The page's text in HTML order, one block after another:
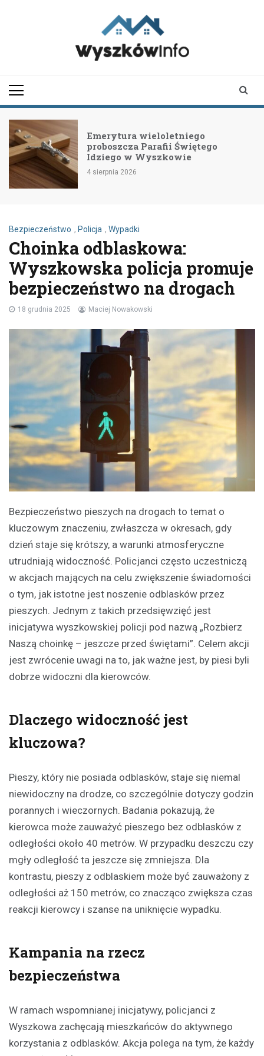
Emerytura wieloletniego
proboszcza Parafii Świętego
Idziego w Wyszkowie
4 sierpnia 2026
Bezpieczeństwo , Policja , Wypadki
Choinka odblaskowa:
Wyszkowska policja promuje
bezpieczeństwo na drogach
18 grudnia 2025 Maciej Nowakowski
Bezpieczeństwo pieszych na drogach to temat o
kluczowym znaczeniu, zwłaszcza w okresach, gdy
dzień staje się krótszy, a warunki atmosferyczne
utrudniają widoczność. Policjanci często uczestniczą
w akcjach mających na celu zwiększenie świadomości
o tym, jak istotne jest noszenie odblasków przez
pieszych. Jednym z takich przedsięwzięć jest
inicjatywa wyszkowskiej policji pod nazwą „Rozbierz
Naszą choinkę – jeszcze przed świętami”. Celem akcji
jest zwrócenie uwagi na to, jak ważne jest, by piesi byli
dobrze widoczni dla kierowców.
Dlaczego widoczność jest
kluczowa?
Pieszy, który nie posiada odblasków, staje się niemal
niewidoczny na drodze, co szczególnie dotyczy godzin
porannych i wieczornych. Badania pokazują, że
kierowca może zauważyć pieszego bez odblasków z
odległości około 40 metrów. W przypadku deszczu czy
mgły odległość ta jeszcze się zmniejsza. Dla
kontrastu, pieszy z odblaskiem może być zauważony z
odległości aż 150 metrów, co znacząco zwiększa czas
reakcji kierowcy i szanse na uniknięcie wypadku.
Kampania na rzecz
bezpieczeństwa
W ramach wspomnianej inicjatywy, policjanci z
Wyszkowa zachęcają mieszkańców do aktywnego
korzystania z odblasków. Akcja polega na tym, że każdy